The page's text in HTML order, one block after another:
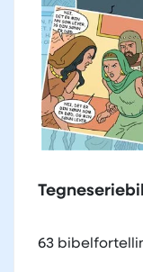
63